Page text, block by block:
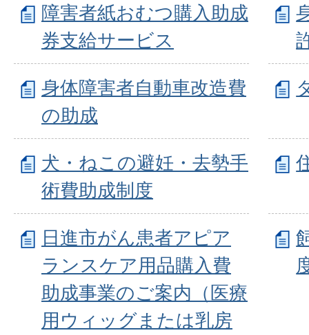
障害者紙おむつ購入助成
券支給サービス
身体障害者自動車改造費
の助成
犬・ねこの避妊・去勢手
術費助成制度
日進市がん患者アピア
ランスケア用品購入費
助成事業のご案内（医療
用ウィッグまたは乳房